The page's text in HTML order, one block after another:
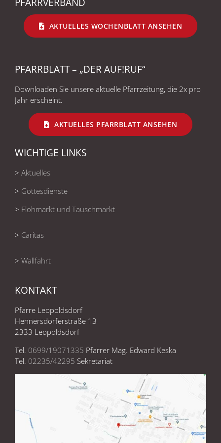
AKTUELLES WOCHENBLATT ANSEHEN
PFARRBLATT – „DER AUF!RUF“
Downloaden Sie unsere aktuelle Pfarrzeitung, die 2x pro
Jahr erscheint.
AKTUELLES PFARRBLATT ANSEHEN
WICHTIGE LINKS
> Aktuelles
> Gottesdienste
> Flohmarkt und Tauschmarkt
> Caritas
> Wallfahrt
KONTAKT
Pfarre Leopoldsdorf
Hennersdorferstraße 13
2333 Leopoldsdorf
Tel. 0699/19071335 Pfarrer Mag. Edward Keska
Tel. 02235/42295 Sekretariat